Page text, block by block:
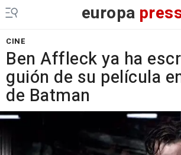
europa
CINE
Ben Affleck ya ha
guión de su película
de Batman